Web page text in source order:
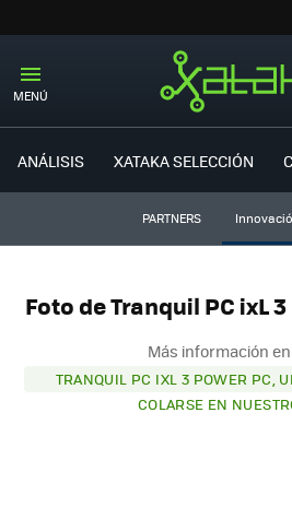
MENÚ
ANÁLISIS XATAKA SELECCIÓN
PARTNERS
Foto de Tranquil PC ixL
Más información
TRANQUIL PC IXL 3 POWER PC,
COLARSE EN